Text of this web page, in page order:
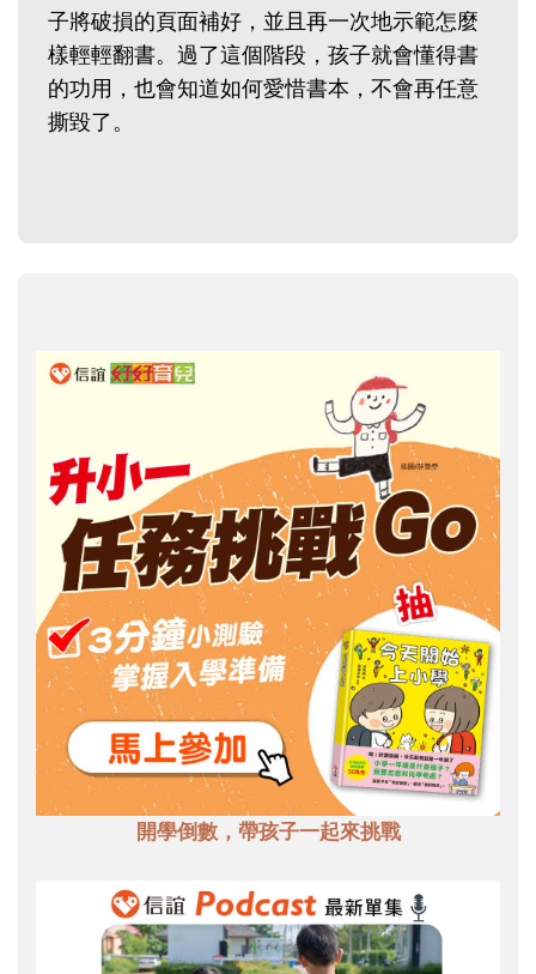
子將破損的頁面補好，並且再一次地示範怎麼
樣輕輕翻書。過了這個階段，孩子就會懂得書
的功用，也會知道如何愛惜書本，不會再任意
撕毀了。
開學倒數，帶孩子一起來挑戰